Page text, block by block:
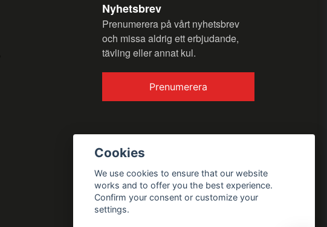
Send question
Nyhetsbrev
Prenumerera på vårt nyhetsbrev
och missa aldrig ett erbjudande,
tävling eller annat kul.
Prenumerera
Cookies
We use cookies to ensure that our website
works and to offer you the best experience.
Confirm your consent or customize your
settings.